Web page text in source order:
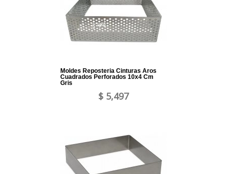
Moldes Reposteria Cinturas Aros
Cuadrados Perforados 10x4 Cm
Gris
$ 5,497